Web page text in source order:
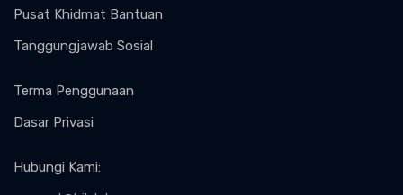
Pusat Khidmat Bantuan
Tanggungjawab Sosial
Terma Penggunaan
Dasar Privasi
Hubungi Kami: